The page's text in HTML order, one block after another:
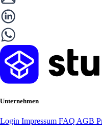
Unternehmen
Login Impressum FAQ AGB